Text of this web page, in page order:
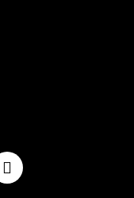
Y
o
u